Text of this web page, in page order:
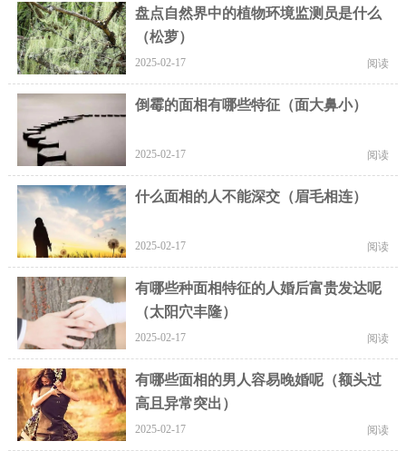
盘点自然界中的植物环境监测员是什么
（松萝）
2025-02-17 阅读
倒霉的面相有哪些特征（面大鼻小）
2025-02-17 阅读
什么面相的人不能深交（眉毛相连）
2025-02-17 阅读
有哪些种面相特征的人婚后富贵发达呢
（太阳穴丰隆）
2025-02-17 阅读
有哪些面相的男人容易晚婚呢（额头过
高且异常突出）
2025-02-17 阅读